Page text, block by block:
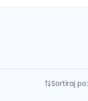
Sortiraj po: